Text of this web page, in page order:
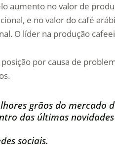
aumento no valor de
e no valor do café
O líder na produção
por causa de
grãos do mercado
das últimas
sociais.